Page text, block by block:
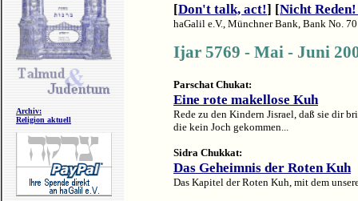
Archiv:
Religion aktuell
[Don't talk, act!] [Nicht
haGalil e.V., Münchner Bank, Bank No.
Ijar 5769 - Mai - Juni
Parschat Chukat:
Eine rote makellose Kuh
Rede zu den Kindern Jisrael, daß sie dir
die kein Joch gekommen...
Sidra Chukkat:
Das Geheimnis der Roten Kuh
Das Kapitel der Roten Kuh, mit dem